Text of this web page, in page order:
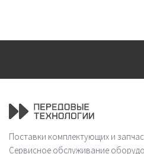
Поставки комплектующих и
Сервисное обслуживание